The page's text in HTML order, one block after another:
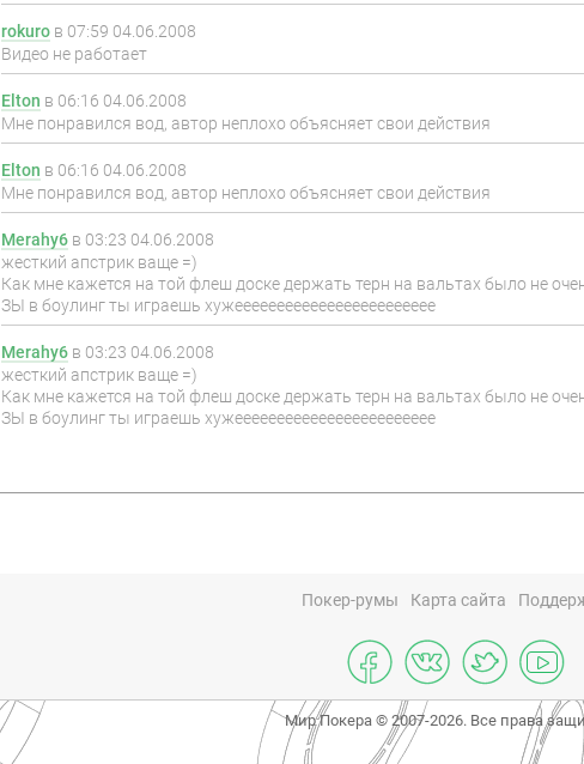
rokuro в 07:59 04.06.2008
Видео не работает
Elton в 06:16 04.06.2008
Мне понравился вод, автор неплохо объясняет свои действия
Elton в 06:16 04.06.2008
Мне понравился вод, автор неплохо объясняет свои действия
Merahy6 в 03:23 04.06.2008
жесткий апстрик ваще =)
Как мне кажется на той флеш доске держать терн на вальтах было не
ЗЫ в боулинг ты играешь хужееееееееееееееееееееееее
Merahy6 в 03:23 04.06.2008
жесткий апстрик ваще =)
Как мне кажется на той флеш доске держать терн на вальтах было не
ЗЫ в боулинг ты играешь хужееееееееееееееееееееееее
Покер-румы Карта сайта
Мир Покера © 2007-2026. Все права